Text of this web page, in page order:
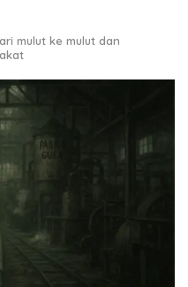
mulut ke mulut dan